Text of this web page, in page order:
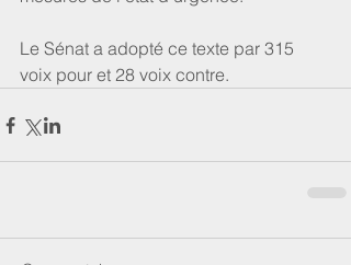
Le Sénat a adopté ce texte par 315
voix pour et 28 voix contre.